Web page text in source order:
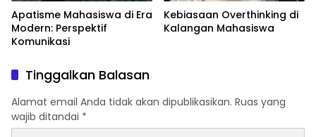
Apatisme Mahasiswa di Era
Modern: Perspektif
Komunikasi
Kebiasaan Overthinking di
Kalangan Mahasiswa
Tinggalkan Balasan
Alamat email Anda tidak akan dipublikasikan. Ruas yang
wajib ditandai *